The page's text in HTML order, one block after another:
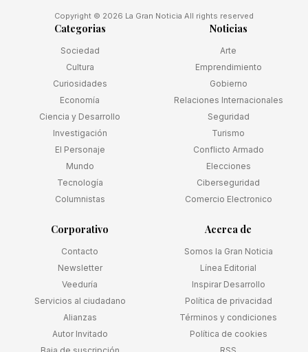
Copyright © 2026 La Gran Noticia All rights reserved
Categorias
Sociedad
Cultura
Curiosidades
Economía
Ciencia y Desarrollo
Investigación
El Personaje
Mundo
Tecnología
Columnistas
Noticias
Arte
Emprendimiento
Gobierno
Relaciones Internacionales
Seguridad
Turismo
Conflicto Armado
Elecciones
Ciberseguridad
Comercio Electronico
Corporativo
Contacto
Newsletter
Veeduría
Servicios al ciudadano
Alianzas
Autor Invitado
Acerca de
Somos la Gran Noticia
Línea Editorial
Inspirar Desarrollo
Política de privacidad
Términos y condiciones
Política de cookies